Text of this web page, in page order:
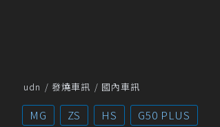
udn 發燒車訊 國內車訊
MG ZS HS G50 PLUS